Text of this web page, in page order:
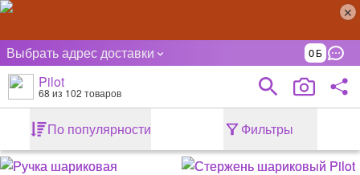
Выбрать адрес доставки 0
Pilot
68 из 102 товаров
По популярности Фильтры